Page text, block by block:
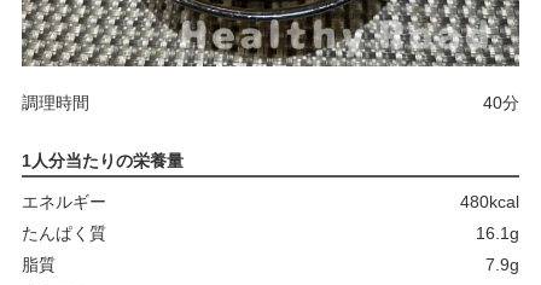
調理時間 40分
1人分当たりの栄養量
エネルギー
480kcal
たんぱく質
16.1g
脂質
7.9g